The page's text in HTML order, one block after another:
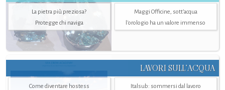
La pietra più preziosa?
Protegge chi naviga
Maggi Officine, sott’acqua
l'orologio ha un valore immenso
LAVORI SULL’ACQUA
Come diventare hostess
Italsub: sommersi dal lavoro